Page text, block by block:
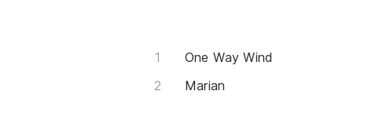
One Way Wind
Marian